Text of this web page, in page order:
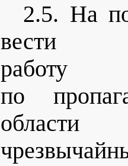
2.5. На
вести
работу
по